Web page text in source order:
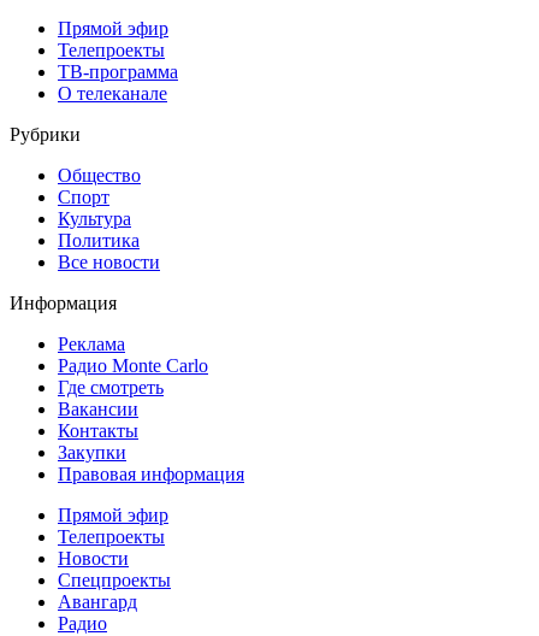
Прямой эфир
Телепроекты
ТВ-программа
О телеканале
Рубрики
Общество
Спорт
Культура
Политика
Все новости
Информация
Реклама
Радио Monte Carlo
Где смотреть
Вакансии
Контакты
Закупки
Правовая информация
Прямой эфир
Телепроекты
Новости
Спецпроекты
Авангард
Радио